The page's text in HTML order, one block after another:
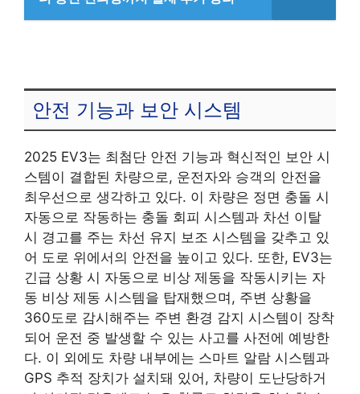
안전 기능과 보안 시스템
2025 EV3는 최첨단 안전 기능과 혁신적인 보안 시
스템이 결합된 차량으로, 운전자와 승객의 안전을
최우선으로 생각하고 있다. 이 차량은 정면 충돌 시
자동으로 작동하는 충돌 회피 시스템과 차선 이탈
시 경고를 주는 차선 유지 보조 시스템을 갖추고 있
어 도로 위에서의 안전을 높이고 있다. 또한, EV3는
긴급 상황 시 자동으로 비상 제동을 작동시키는 자
동 비상 제동 시스템을 탑재했으며, 주변 상황을
360도로 감시해주는 주변 환경 감지 시스템이 장착
되어 운전 중 발생할 수 있는 사고를 사전에 예방한
다. 이 외에도 차량 내부에는 스마트 알람 시스템과
GPS 추적 장치가 설치돼 있어, 차량이 도난당하거